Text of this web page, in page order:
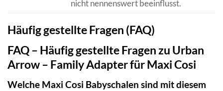
nicht nennenswert beeinflusst.
Häufig gestellte Fragen (FAQ)
FAQ – Häufig gestellte Fragen zu Urban
Arrow – Family Adapter für Maxi Cosi
Welche Maxi Cosi Babyschalen sind mit diesem